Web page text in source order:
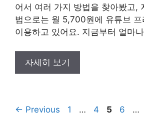
어서 여러 가지 방법을 찾아봤고,
법으로는 월 5,700원에 유튜브 프
이용하고 있어요. 지금부터 얼마
자세히 보기
← Previous Page
1 … Page
4 Page
5 Page
6 …